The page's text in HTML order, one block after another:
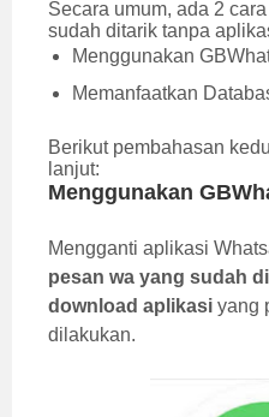
Secara umum, ada 2
sudah ditarik tanpa
Menggunakan
Memanfaatkan
Berikut pembahasan
lanjut:
Menggunakan
Mengganti aplikasi
pesan wa yang sudah
download aplikasi yang
dilakukan.